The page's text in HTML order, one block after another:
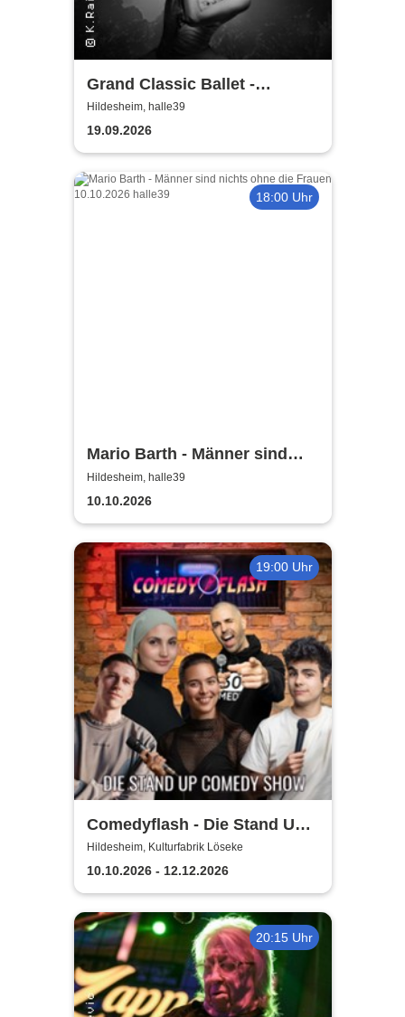
Grand Classic Ballet -
Schwanensee - Jenseits der
Bühne mit live Streichquartett
Hildesheim, halle39
19.09.2026
18:00 Uhr
Mario Barth - Männer sind
nichts ohne die Frauen
Hildesheim, halle39
10.10.2026
19:00 Uhr
Comedyflash - Die Stand Up
Comedy Show in Hildesheim
Hildesheim, Kulturfabrik Löseke
10.10.2026 - 12.12.2026
20:15 Uhr